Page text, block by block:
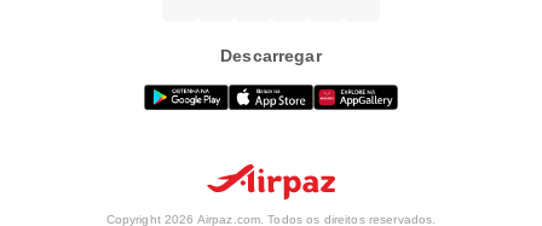
Descarregar
Copyright 2026 Airpaz.com. Todos os direitos reservados.